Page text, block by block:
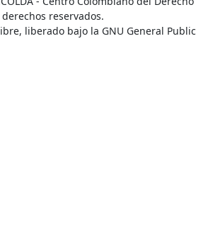
reservados.
liberado bajo la GNU General Public